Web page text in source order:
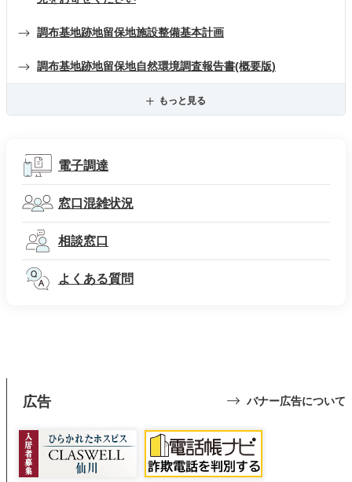
調布基地跡地留保地施設整備基本計画
調布基地跡地留保地自然環境調査報告書(概要版)
もっと見る
電子調達
窓口混雑状況
相談窓口
よくある質問
広告 バナー広告について